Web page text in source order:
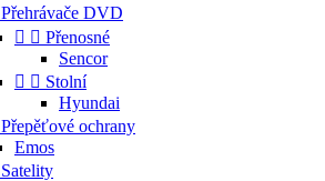
Přehrávače DVD
  Přenosné
Sencor
  Stolní
Hyundai
Přepěťové ochrany
Emos
Satelity